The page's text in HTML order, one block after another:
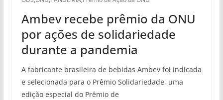
Ambev recebe prêmio da ONU
por ações de solidariedade
durante a pandemia
A fabricante brasileira de bebidas Ambev foi indicada
e selecionada para o Prêmio Solidariedade, uma
edição especial do Prêmio de